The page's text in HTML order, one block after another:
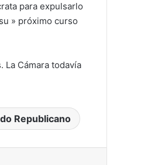
para expulsarlo
» próximo curso
Cámara todavía
Republicano